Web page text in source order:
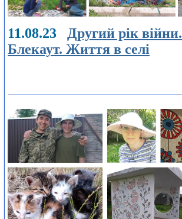
11.08.23 Другий рік
Блекаут. Життя в селі